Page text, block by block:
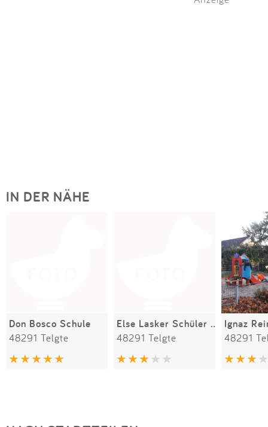
IN DER NÄHE
Don Bosco Schule
48291 Telgte
Else Lasker Schüler Weg
48291 Telgte
Ignaz
48291